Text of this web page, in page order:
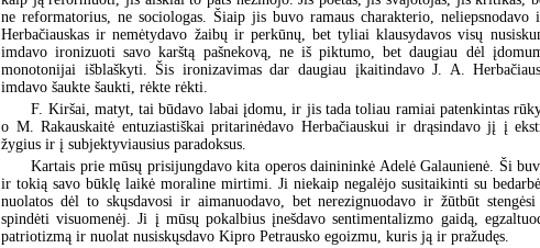
ne reformatorius, ne sociologas. Šiaip jis buvo ramaus charakterio, neliepsnodavo
Herbačiauskas ir nemėtydavo žaibų ir perkūnų, bet tyliai klausydavos visų
imdavo ironizuoti savo karštą pašnekovą, ne iš piktumo, bet daugiau dėl
monotonijai išblaškyti. Šis ironizavimas dar daugiau įkaitindavo J. A.
imdavo šaukte šaukti, rėkte rėkti.
F. Kiršai, matyt, tai būdavo labai įdomu, ir jis tada toliau ramiai patenkintas
o M. Rakauskaitė entuziastiškai pritarinėdavo Herbačiauskui ir drąsindavo jį į
žygius ir į subjektyviausius paradoksus.
Kartais prie mūsų prisijungdavo kita operos dainininkė Adelė Galaunienė. Ši
ir tokią savo būklę laikė moraline mirtimi. Ji niekaip negalėjo susitaikinti su
nuolatos dėl to skųsdavosi ir aimanuodavo, bet nerezignuodavo ir žūtbūt
spindėti visuomenėj. Ji į mūsų pokalbius įnešdavo sentimentalizmo gaidą,
patriotizmą ir nuolat nusiskųsdavo Kipro Petrausko egoizmu, kuris ją ir pražudęs.